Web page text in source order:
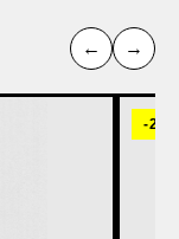
← →
-